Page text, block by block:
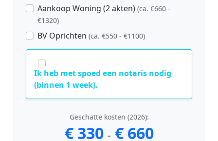
Aankoop Woning (2 akten) (ca. €660 -
€1320)
BV Oprichten (ca. €550 - €1100)
Ik heb met spoed een notaris nodig
(binnen 1 week).
Geschatte kosten (2026):
€ 330 - € 660